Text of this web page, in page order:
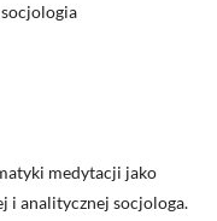
medytacji jako
i analitycznej socjologa.